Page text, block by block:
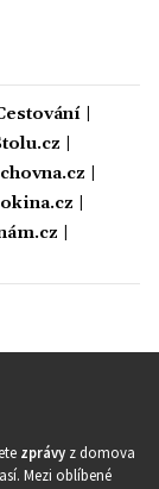
|
zprávy z domova
Mezi oblíbené